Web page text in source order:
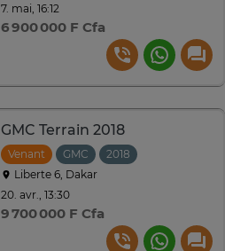
7. mai, 16:12
6 900 000 F Cfa
GMC Terrain 2018
Venant GMC
2018
Liberte 6, Dakar
20. avr., 13:30
9 700 000 F Cfa